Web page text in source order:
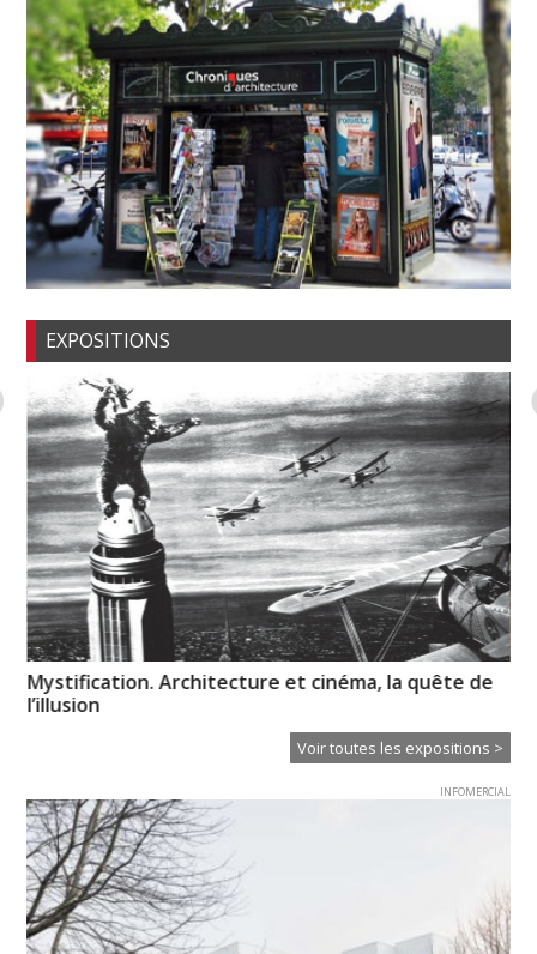
EXPOSITIONS
Mystification. Architecture et cinéma, la quête de
l’illusion
Voir toutes les expositions >
INFOMERCIAL